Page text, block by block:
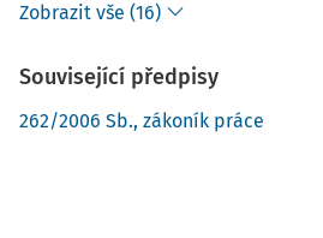
Zobrazit vše (16)
Související předpisy
262/2006 Sb., zákoník práce